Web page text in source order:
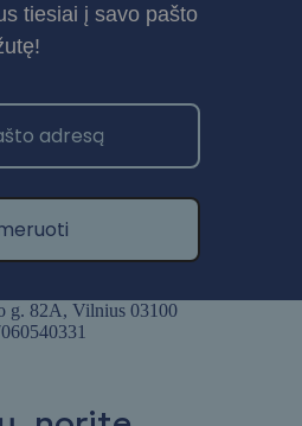
tiesiai į savo pašto
g. 82A, Vilnius 03100